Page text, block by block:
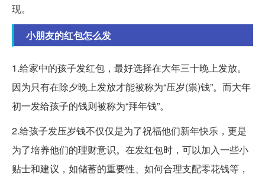
现。
小朋友的红包怎么发
1.给家中的孩子发红包，最好选择在大年三十晚上发放。
因为只有在除夕晚上发放才能被称为“压岁(祟)钱”。而大年
初一发给孩子的钱则被称为“拜年钱”。
2.给孩子发压岁钱不仅仅是为了祝福他们新年快乐，更是
为了培养他们的理财意识。在发红包时，可以加入一些小
贴士和建议，如储蓄的重要性、如何合理支配零花钱等，